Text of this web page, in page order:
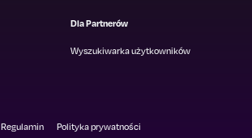
Dla Partnerów
Wyszukiwarka użytkowników
Regulamin Polityka prywatności